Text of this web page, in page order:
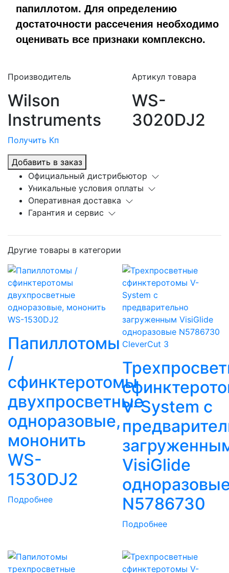
папиллотом. Для определению
достаточности рассечения необходимо
оценивать все признаки комплексно.
Производитель
Wilson
Instruments
Артикул товара
WS-
3020DJ2
Получить Кп
Добавить в заказ
Официальный дистрибьютор
Уникальные условия оплаты
Оперативная доставка
Гарантия и сервис
Другие товары в категории
Папиллотомы
/
сфинктеротомы
двухпросветные
одноразовые,
мононить
WS-
1530DJ2
Подробнее
CleverCut 3
V-System с
VisiGlide
N5786730
Подробнее